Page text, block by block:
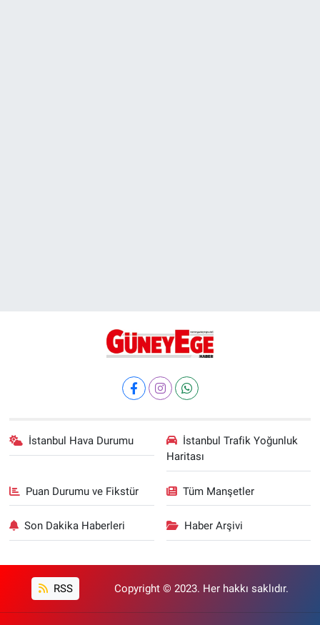
İstanbul Hava Durumu
İstanbul Trafik Yoğunluk
Haritası
Puan Durumu ve Fikstür Tüm Manşetler
Son Dakika Haberleri Haber Arşivi
RSS Copyright © 2023. Her hakkı saklıdır.